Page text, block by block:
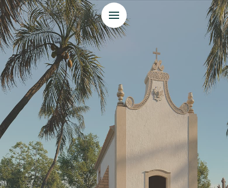
Guadalupe
Projeto
Acompanhe a Obra
Lazer
Capela
Serviços
Revista